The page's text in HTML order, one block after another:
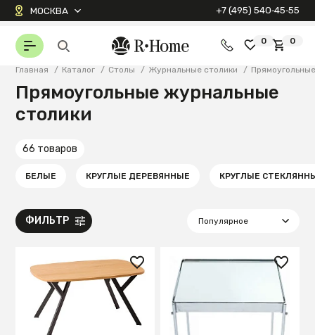
МОСКВА +7 (495) 540‑45‑55
0 0
Главная / Каталог / Столы / Журнальные столики /
Прямоугольные журнальные
столики
66 товаров
БЕЛЫЕ КРУГЛЫЕ ДЕРЕВЯННЫЕ КРУГЛЫЕ
ФИЛЬТР